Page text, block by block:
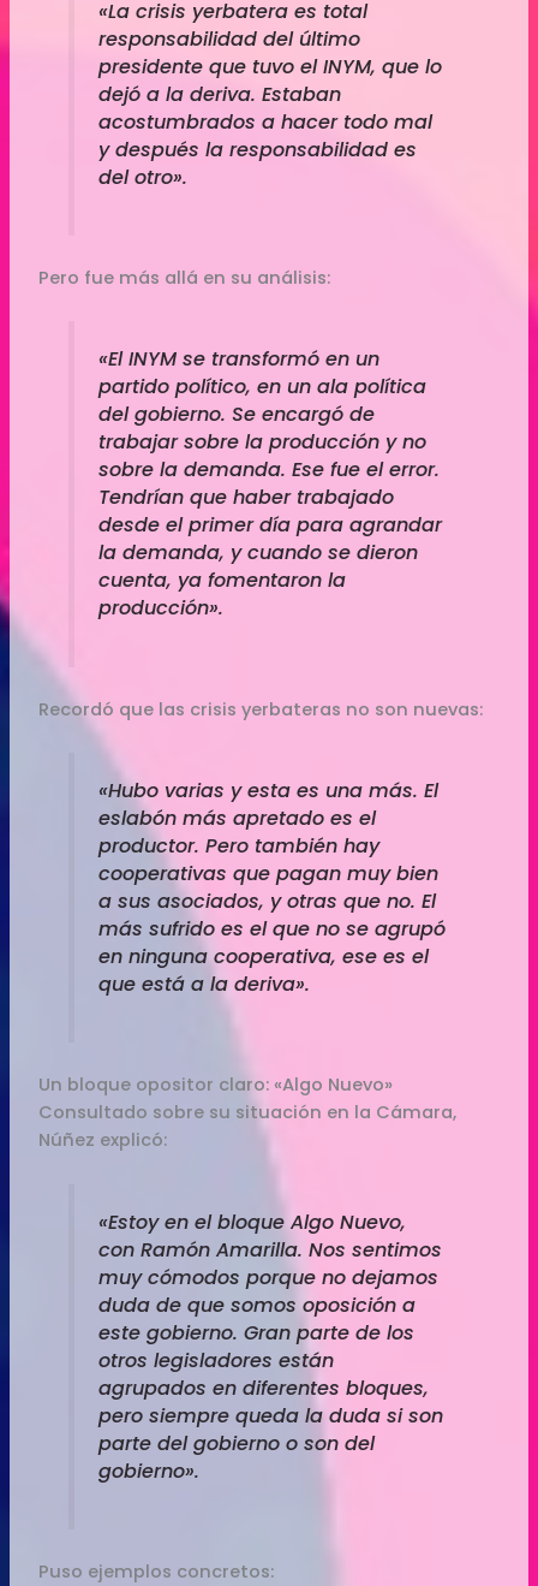
«La crisis yerbatera es total
responsabilidad del último
presidente que tuvo el INYM, que lo
dejó a la deriva. Estaban
acostumbrados a hacer todo mal
y después la responsabilidad es
del otro».
Pero fue más allá en su análisis:
«El INYM se transformó en un
partido político, en un ala política
del gobierno. Se encargó de
trabajar sobre la producción y no
sobre la demanda. Ese fue el error.
Tendrían que haber trabajado
desde el primer día para agrandar
la demanda, y cuando se dieron
cuenta, ya fomentaron la
producción».
Recordó que las crisis yerbateras no son nuevas:
«Hubo varias y esta es una más. El
eslabón más apretado es el
productor. Pero también hay
cooperativas que pagan muy bien
a sus asociados, y otras que no. El
más sufrido es el que no se agrupó
en ninguna cooperativa, ese es el
que está a la deriva».
Un bloque opositor claro: «Algo Nuevo»
Consultado sobre su situación en la Cámara,
Núñez explicó:
«Estoy en el bloque Algo Nuevo,
con Ramón Amarilla. Nos sentimos
muy cómodos porque no dejamos
duda de que somos oposición a
este gobierno. Gran parte de los
otros legisladores están
agrupados en diferentes bloques,
pero siempre queda la duda si son
parte del gobierno o son del
gobierno».
Puso ejemplos concretos: